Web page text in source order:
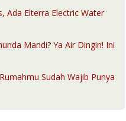
Ada Elterra Electric Water
Mandi? Ya Air Dingin! Ini
Sudah Wajib Punya